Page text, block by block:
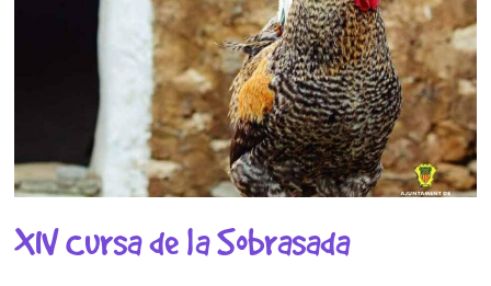
XIV Cursa de la Sobrasada